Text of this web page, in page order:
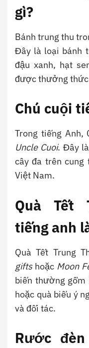
gì?
Bánh trung thu
Đây là loại bánh
đậu xanh, hạt
được thưởng thức
Chú cuội
Trong tiếng Anh,
Uncle Cuoi. Đây
cây đa trên cung
Việt Nam.
Quà Tết
tiếng anh
Quà Tết Trung
giftshoặc Moon
biến thường
hoặc quà biếu ý
và đối tác.
Rước